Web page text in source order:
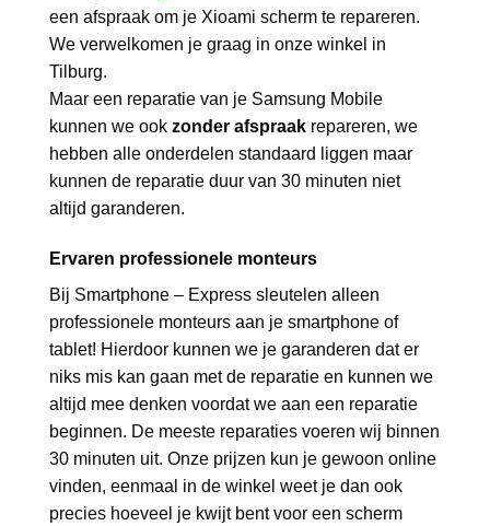
een afspraak om je Xioami scherm te repareren.
We verwelkomen je graag in onze winkel in
Tilburg.
Maar een reparatie van je Samsung Mobile
kunnen we ook zonder afspraak repareren, we
hebben alle onderdelen standaard liggen maar
kunnen de reparatie duur van 30 minuten niet
altijd garanderen.
Ervaren professionele monteurs
Bij Smartphone – Express sleutelen alleen
professionele monteurs aan je smartphone of
tablet! Hierdoor kunnen we je garanderen dat er
niks mis kan gaan met de reparatie en kunnen we
altijd mee denken voordat we aan een reparatie
beginnen. De meeste reparaties voeren wij binnen
30 minuten uit. Onze prijzen kun je gewoon online
vinden, eenmaal in de winkel weet je dan ook
precies hoeveel je kwijt bent voor een scherm